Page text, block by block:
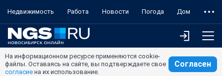
Недвижимость Работа Новости Погода Дом
На информационном ресурсе применяются cookie-
файлы. Оставаясь на сайте, вы подтверждаете свое
согласие на их использование.
Согласен